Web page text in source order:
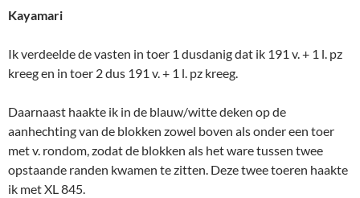
Kayamari
Ik verdeelde de vasten in toer 1 dusdanig dat ik 191 v. + 1 l. pz
kreeg en in toer 2 dus 191 v. + 1 l. pz kreeg.
Daarnaast haakte ik in de blauw/witte deken op de
aanhechting van de blokken zowel boven als onder een toer
met v. rondom, zodat de blokken als het ware tussen twee
opstaande randen kwamen te zitten. Deze twee toeren haakte
ik met XL 845.